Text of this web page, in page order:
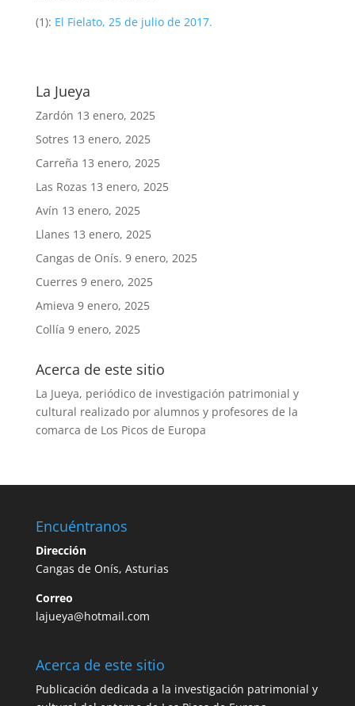
(1): El Fielato, 25 de julio de 2017.
La Jueya
Zardón 13 enero, 2025
Sotres 13 enero, 2025
Carreña 13 enero, 2025
Las Rozas 13 enero, 2025
Avín 13 enero, 2025
Llanes 13 enero, 2025
Cangas de Onís. 9 enero, 2025
Cuerres 9 enero, 2025
Amieva 9 enero, 2025
Collía 9 enero, 2025
Acerca de este sitio
La Jueya, periódico de investigación patrimonial y
cultural realizado por alumnos y profesores de la
comarca de Los Picos de Europa
Encuéntranos
Dirección
Cangas de Onís, Asturias
Correo
lajueya@hotmail.com
Acerca de este sitio
Publicación dedicada a la investigación patrimonial y